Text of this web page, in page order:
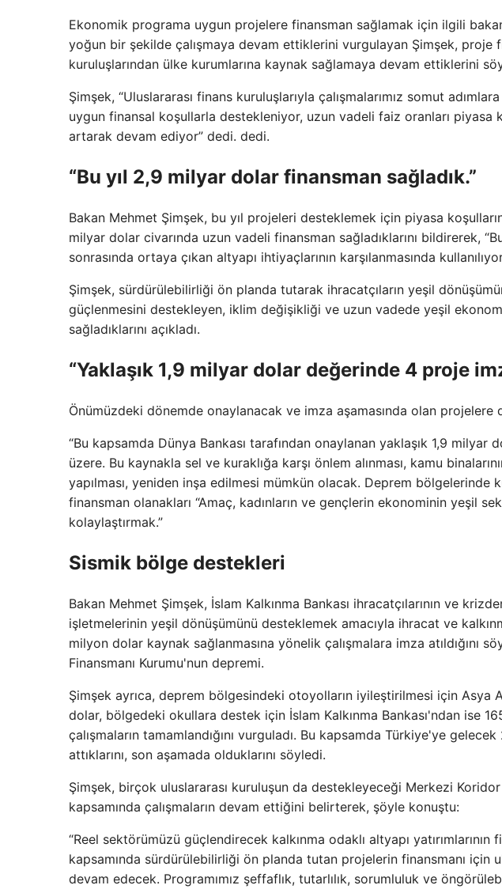
Ekonomik programa uygun projelere finansman sağlamak için ilgili
yoğun bir şekilde çalışmaya devam ettiklerini vurgulayan Şimşek, proje
kuruluşlarından ülke kurumlarına kaynak sağlamaya devam ettiklerini
Şimşek, “Uluslararası finans kuruluşlarıyla çalışmalarımız somut
uygun finansal koşullarla destekleniyor, uzun vadeli faiz oranları piyasa
artarak devam ediyor” dedi. dedi.
“Bu yıl 2,9 milyar dolar finansman sağladık.”
Bakan Mehmet Şimşek, bu yıl projeleri desteklemek için piyasa
milyar dolar civarında uzun vadeli finansman sağladıklarını bildirerek,
sonrasında ortaya çıkan altyapı ihtiyaçlarının karşılanmasında
Şimşek, sürdürülebilirliği ön planda tutarak ihracatçıların yeşil
güçlenmesini destekleyen, iklim değişikliği ve uzun vadede yeşil
sağladıklarını açıkladı.
“Yaklaşık 1,9 milyar dolar değerinde 4 proje
Önümüzdeki dönemde onaylanacak ve imza aşamasında olan
“Bu kapsamda Dünya Bankası tarafından onaylanan yaklaşık 1,9
üzere. Bu kaynakla sel ve kuraklığa karşı önlem alınması, kamu
yapılması, yeniden inşa edilmesi mümkün olacak. Deprem
finansman olanakları “Amaç, kadınların ve gençlerin ekonominin yeşil
kolaylaştırmak.”
Sismik bölge destekleri
Bakan Mehmet Şimşek, İslam Kalkınma Bankası ihracatçılarının ve
işletmelerinin yeşil dönüşümünü desteklemek amacıyla ihracat ve
milyon dolar kaynak sağlanmasına yönelik çalışmalara imza atıldığını
Finansmanı Kurumu'nun depremi.
Şimşek ayrıca, deprem bölgesindeki otoyolların iyileştirilmesi için Asya
dolar, bölgedeki okullara destek için İslam Kalkınma Bankası'ndan ise
çalışmaların tamamlandığını vurguladı. Bu kapsamda Türkiye'ye
attıklarını, son aşamada olduklarını söyledi.
Şimşek, birçok uluslararası kuruluşun da destekleyeceği Merkezi
kapsamında çalışmaların devam ettiğini belirterek, şöyle konuştu:
“Reel sektörümüzü güçlendirecek kalkınma odaklı altyapı
kapsamında sürdürülebilirliği ön planda tutan projelerin finansmanı için
devam edecek. Programımız şeffaflık, tutarlılık, sorumluluk ve